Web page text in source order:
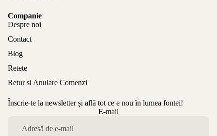
Companie
Despre noi
Contact
Blog
Retete
Retur si Anulare Comenzi
Înscrie-te la newsletter și află tot ce e nou în lumea fontei!
E-mail
Politica de confidențialitate